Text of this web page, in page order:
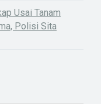
Usai Tanam
Polisi Sita